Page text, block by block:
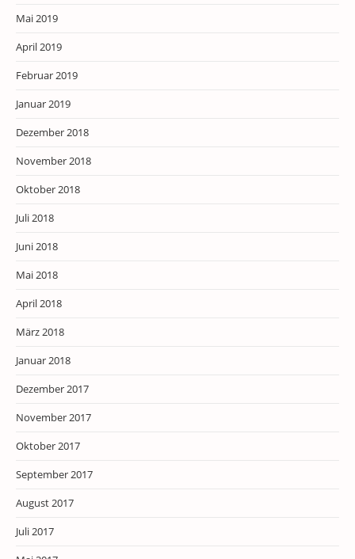
Mai 2019
April 2019
Februar 2019
Januar 2019
Dezember 2018
November 2018
Oktober 2018
Juli 2018
Juni 2018
Mai 2018
April 2018
März 2018
Januar 2018
Dezember 2017
November 2017
Oktober 2017
September 2017
August 2017
Juli 2017